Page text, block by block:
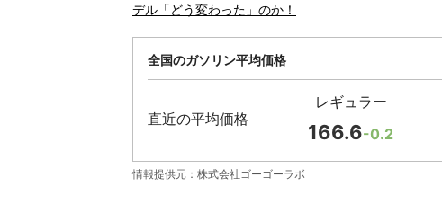
デル「どう変わった」のか！
全国のガソリン平均価格
直近の平均価格
レギュラー
166.6-0.2
情報提供元：株式会社ゴーゴーラボ